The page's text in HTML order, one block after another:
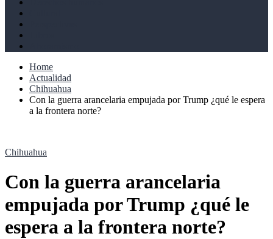
Home
Actualidad
Chihuahua
Con la guerra arancelaria empujada por Trump ¿qué le espera
a la frontera norte?
Chihuahua
Con la guerra arancelaria
empujada por Trump ¿qué le
espera a la frontera norte?